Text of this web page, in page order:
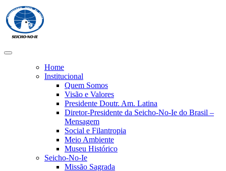
Home
Institucional
Quem Somos
Visão e Valores
Presidente Doutr. Am. Latina
Diretor-Presidente da Seicho-No-Ie do Brasil –
Mensagem
Social e Filantropia
Meio Ambiente
Museu Histórico
Seicho-No-Ie
Missão Sagrada